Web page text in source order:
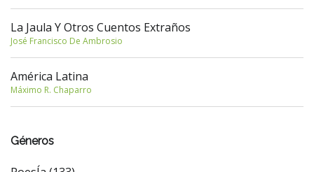
La Jaula Y Otros Cuentos Extraños
José Francisco De Ambrosio
América Latina
Máximo R. Chaparro
Géneros